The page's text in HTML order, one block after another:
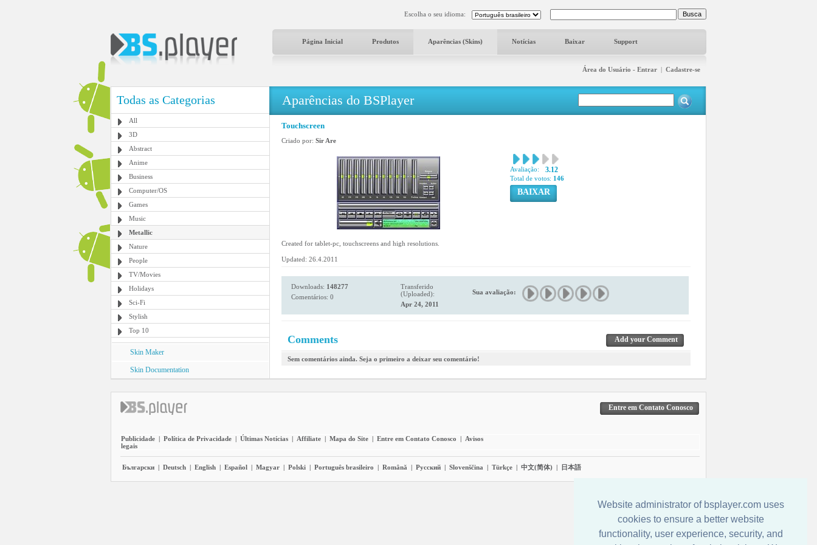
Website administrator of bsplayer.com uses
cookies to ensure a better website
functionality, user experience, security, and
Escolha o seu idioma:
Página Inicial Produtos Aparências (Skins) Notícias Baixar Support
Área do Usuário - Entrar | Cadastre-se
Todas as Categorias
All
3D
Abstract
Anime
Business
Computer/OS
Games
Music
Metallic
Nature
People
TV/Movies
Holidays
Sci-Fi
Stylish
Top 10
Skin Maker
Skin Documentation
Aparências do BSPlayer
Touchscreen
Criado por: Sir Are
Avaliação: 3.12
Total de votos: 146
BAIXAR
Created for tablet-pc, touchscreens and high resolutions.
Updated: 26.4.2011
Downloads: 148277
Comentários: 0
Transferido
(Uploaded):
Apr 24, 2011
Sua avaliação:
Comments Add your Comment
Sem comentários ainda. Seja o primeiro a deixar seu comentário!
Entre em Contato Conosco
Publicidade | Política de Privacidade | Últimas Notícias | Affiliate | Mapa do Site | Entre em Contato Conosco | Avisos
legais
Български | Deutsch | English | Español | Magyar | Polski | Português brasileiro | Română | Pyccĸий | Slovenščina | Türkçe | 中文(简体) | 日本語